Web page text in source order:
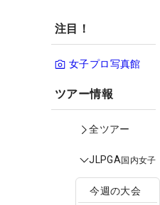
注目！
女子プロ写真館
ツアー情報
全ツアー
JLPGA国内女子
今週の大会